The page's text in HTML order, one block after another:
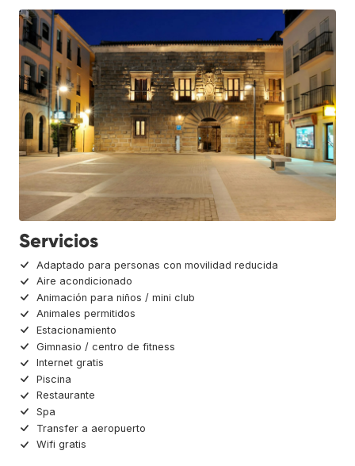
Servicios
Adaptado para personas con movilidad reducida
Aire acondicionado
Animación para niños / mini club
Animales permitidos
Estacionamiento
Gimnasio / centro de fitness
Internet gratis
Piscina
Restaurante
Spa
Transfer a aeropuerto
Wifi gratis